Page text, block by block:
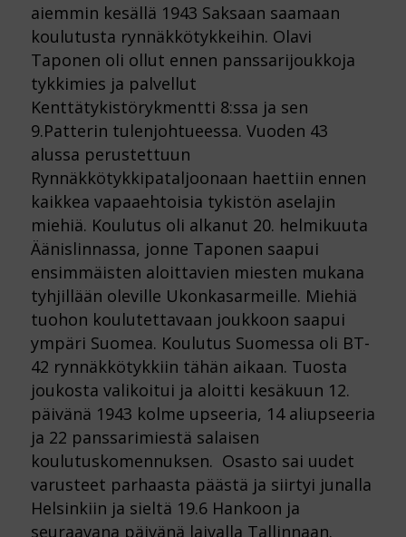
aiemmin kesällä 1943 Saksaan saamaan
koulutusta rynnäkkötykkeihin. Olavi
Taponen oli ollut ennen panssarijoukkoja
tykkimies ja palvellut
Kenttätykistörykmentti 8:ssa ja sen
9.Patterin tulenjohtueessa. Vuoden 43
alussa perustettuun
Rynnäkkötykkipataljoonaan haettiin ennen
kaikkea vapaaehtoisia tykistön aselajin
miehiä. Koulutus oli alkanut 20. helmikuuta
Äänislinnassa, jonne Taponen saapui
ensimmäisten aloittavien miesten mukana
tyhjillään oleville Ukonkasarmeille. Miehiä
tuohon koulutettavaan joukkoon saapui
ympäri Suomea. Koulutus Suomessa oli BT-
42 rynnäkkötykkiin tähän aikaan. Tuosta
joukosta valikoitui ja aloitti kesäkuun 12.
päivänä 1943 kolme upseeria, 14 aliupseeria
ja 22 panssarimiestä salaisen
koulutuskomennuksen. Osasto sai uudet
varusteet parhaasta päästä ja siirtyi junalla
Helsinkiin ja sieltä 19.6 Hankoon ja
seuraavana päivänä laivalla Tallinnaan.